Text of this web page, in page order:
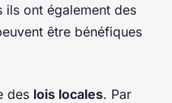
ils ont également des
être bénéfiques
des lois locales. Par